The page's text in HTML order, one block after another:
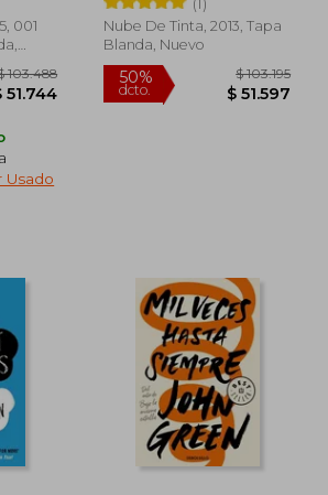
$ 43.481
40%
dcto.
001
Usado
Nube De Tinta, 2013, Tapa
Blanda, Nuevo